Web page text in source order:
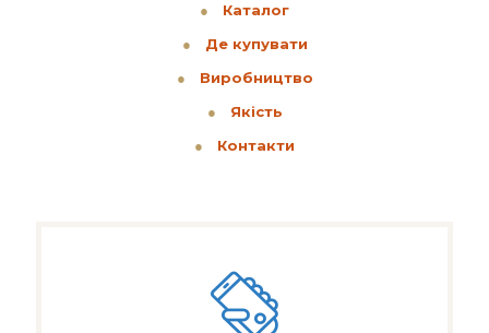
●
Каталог
●
Де купувати
●
Виробництво
●
Якість
●
Контакти